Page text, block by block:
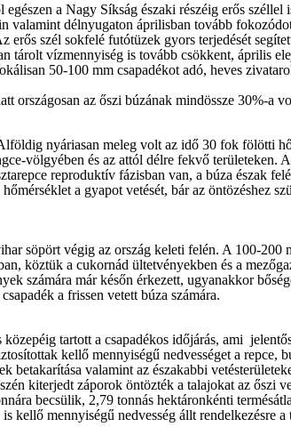
a Nagy Síkság északi részéig erős
valamint délnyugaton áprilisban tovább
erős szél sokfelé futótüzek gyors terjedését
tárolt vízmennyiség is tovább csökkent, április
50-100 mm csapadékot adó, heves
országosan az őszi búzának mindössze 30%-a
nyáriasan meleg volt az idő 30 fok fölötti
völgyében és az attól délre fekvő
reproduktív fázisban van, a búza észak
a gyapot vetését, bár az öntözéshez
söpört végig az ország keleti felén. A 100-
köztük a cukornád ültetvényekben és a
számára már későn érkezett, ugyanakkor
a frissen vetett búza számára.
tartott a csapadékos időjárás, ami
kellő mennyiségű nedvességet a
betakarítása valamint az északabbi
kiterjedt záporok öntözték a talajokat az őszi
becsülik, 2,79 tonnás hektáronkénti
kellő mennyiségű nedvesség állt rendelkezésre